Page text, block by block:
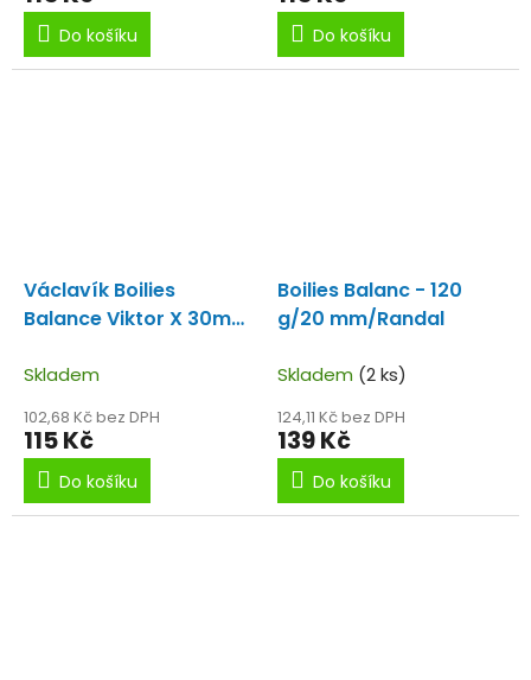
Do košíku Do košíku
Václavík Boilies
Balance Viktor X 30mm
Skladem
102,68 Kč bez DPH
115 Kč
Do košíku
Boilies Balanc - 120
g/20 mm/Randal
Skladem (2 ks)
124,11 Kč bez DPH
139 Kč
Do košíku